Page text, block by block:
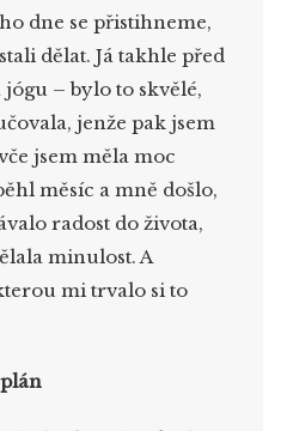
dne se přistihneme,
dělat. Já takhle před
– bylo to skvělé,
jenže pak jsem
jsem měla moc
měsíc a mně došlo,
radost do života,
minulost. A
mi trvalo si to